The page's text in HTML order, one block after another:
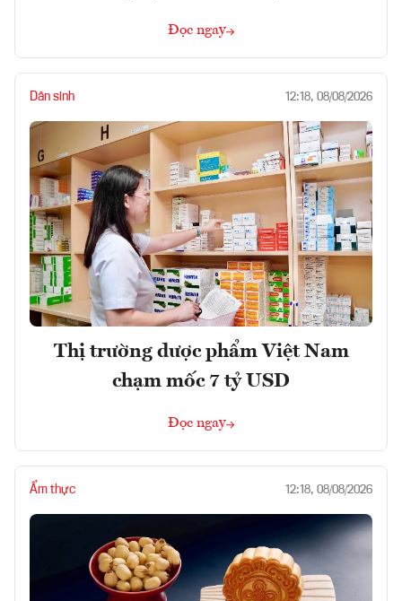
Đọc ngay
Dân sinh 12:18, 08/08/2026
Thị trường dược phẩm Việt Nam
chạm mốc 7 tỷ USD
Đọc ngay
Ẩm thực 12:18, 08/08/2026